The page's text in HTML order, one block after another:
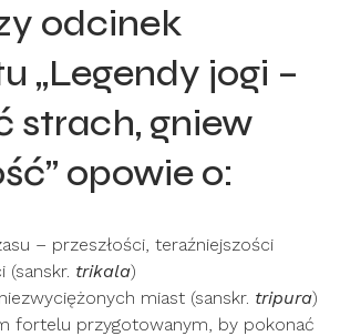
odcinek
„Legendy jogi –
strach, gniew
opowie o:
– przeszłości, teraźniejszości
(sanskr. trikala)
miast (sanskr. tripura)
fortelu przygotowanym, by pokonać